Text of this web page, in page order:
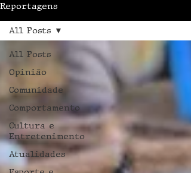
Reportagens
All Posts
Opinião
Comunidade
Comportamento
Cultura e
Entretenimento
Atualidades
All Posts